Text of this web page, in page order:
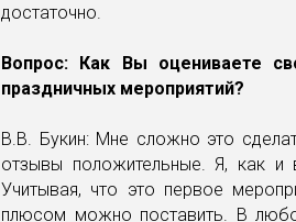
достаточно.
Вопрос: Как Вы оцениваете
праздничных мероприятий?
В.В. Букин: Мне сложно это
отзывы положительные. Я, как
Учитывая, что это первое
плюсом можно поставить. В